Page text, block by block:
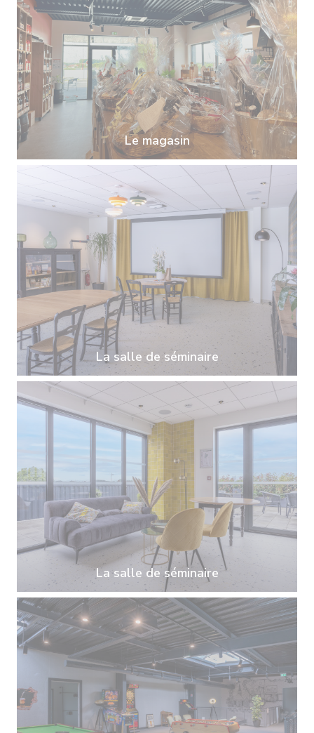
Le magasin
La salle de séminaire
La salle de séminaire